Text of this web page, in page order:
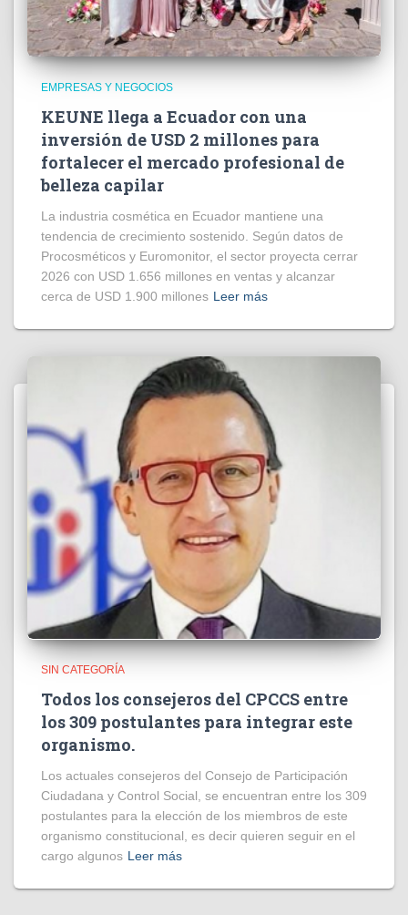
EMPRESAS Y NEGOCIOS
KEUNE llega a Ecuador con una
inversión de USD 2 millones para
fortalecer el mercado profesional de
belleza capilar
La industria cosmética en Ecuador mantiene una
tendencia de crecimiento sostenido. Según datos de
Procosméticos y Euromonitor, el sector proyecta cerrar
2026 con USD 1.656 millones en ventas y alcanzar
cerca de USD 1.900 millones Leer más
SIN CATEGORÍA
Todos los consejeros del CPCCS entre
los 309 postulantes para integrar este
organismo.
Los actuales consejeros del Consejo de Participación
Ciudadana y Control Social, se encuentran entre los 309
postulantes para la elección de los miembros de este
organismo constitucional, es decir quieren seguir en el
cargo algunos Leer más